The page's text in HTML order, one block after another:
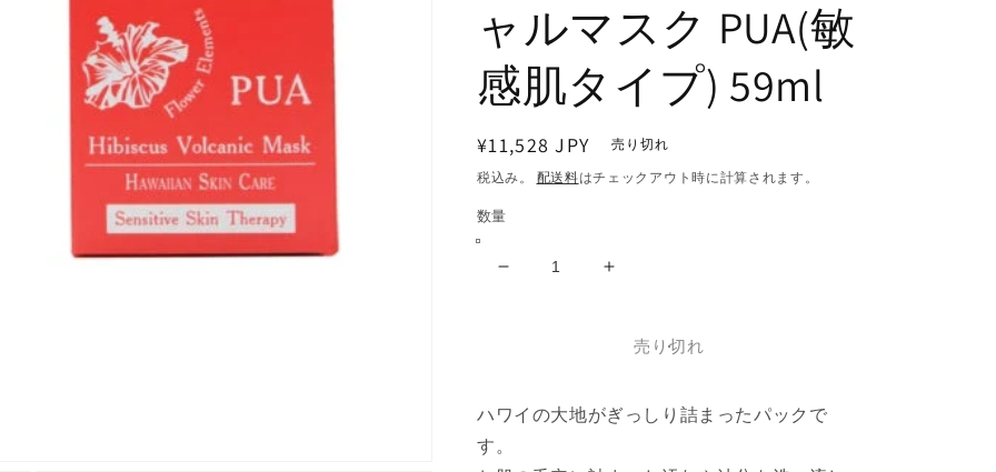
ャルマスク PUA(敏
感肌タイプ) 59ml
通
常
価
格
¥11,528 JPY
売り切れ
税込み。 配送料はチェックアウト時に計算されます。
数量
【Ola_2025】
ハ
【Ola_2025】
VOLCANIC
ハ
売り切れ
ハワイの大地がぎっしり詰まったパックで
す。